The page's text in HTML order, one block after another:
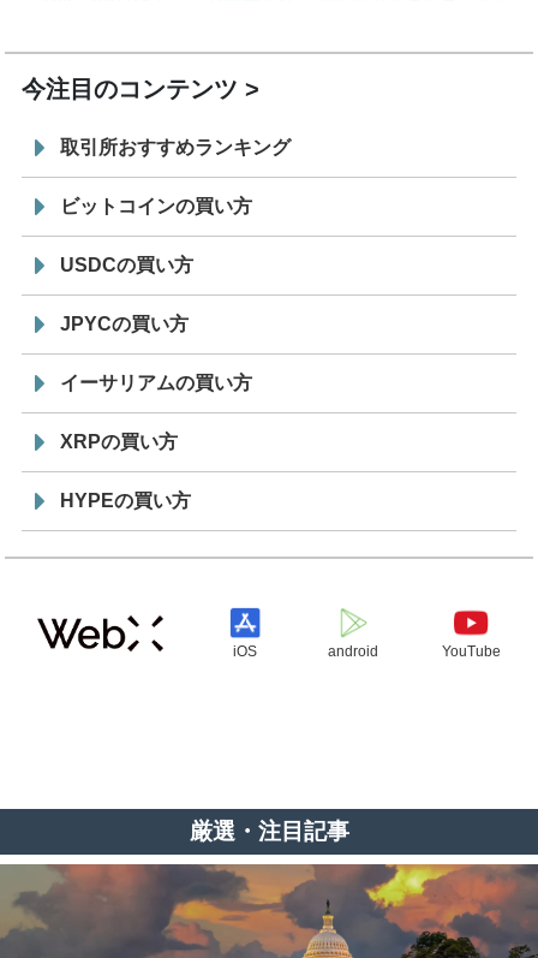
今注目のコンテンツ
取引所おすすめランキング
ビットコインの買い方
USDCの買い方
JPYCの買い方
イーサリアムの買い方
XRPの買い方
HYPEの買い方
iOS android YouTube
厳選・注目記事